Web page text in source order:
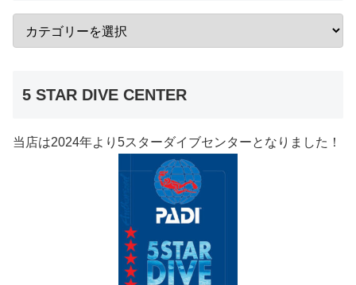
5 STAR DIVE CENTER
当店は2024年より5スターダイブセンターとなりました！